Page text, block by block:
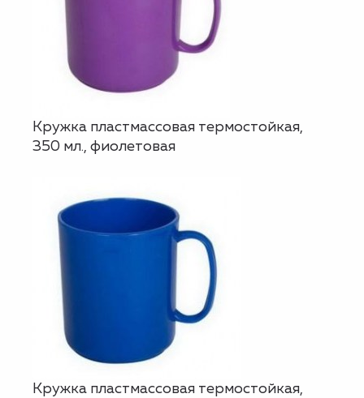
Кружка пластмассовая термостойкая,
350 мл., фиолетовая
Кружка пластмассовая термостойкая,